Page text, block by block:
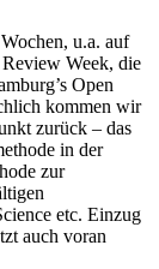
u.a. auf
Week, die
Open
kommen wir
zurück – das
in der
zur
etc. Einzug
auch voran